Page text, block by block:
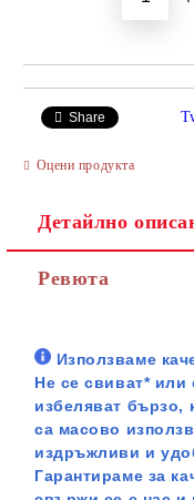
Share
Оцени продукта
Детайлно
Ревюта
Използваме
Не се свиват* или
избеляват бързо,
са масово
издръжливи и
Гарантираме за